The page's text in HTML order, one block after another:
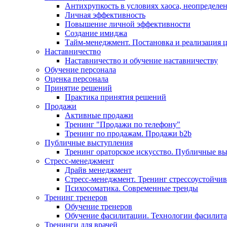
Антихрупкость в условиях хаоса,
Личная эффективность
Повышение личной эффективности
Создание имиджа
Тайм-менеджмент. Постановка и реализация
Наставничество
Наставничество и обучение наставничеству
Обучение персонала
Оценка персонала
Принятие решений
Практика принятия решений
Продажи
Активные продажи
Тренинг "Продажи по телефону"
Тренинг по продажам. Продажи b2b
Публичные выступления
Тренинг ораторское искусство. Публичные
Стресс-менеджмент
Драйв менеджмент
Стресс-менеджмент. Тренинг
Психосоматика. Современные тренды
Тренинг тренеров
Обучение тренеров
Обучение фасилитации. Технологии
Тренинги для врачей